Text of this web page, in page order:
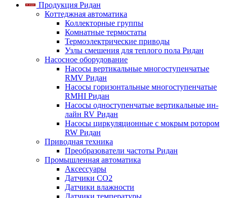
Продукция Ридан
Коттеджная автоматика
Коллекторные группы
Комнатные термостаты
Термоэлектрические приводы
Узлы смешения для теплого пола Ридан
Насосное оборудование
Насосы вертикальные многоступенчатые
RMV Ридан
Насосы горизонтальные многоступенчатые
RMHI Ридан
Насосы одноступенчатые вертикальные ин-
лайн RV Ридан
Насосы циркуляционные с мокрым ротором
RW Ридан
Приводная техника
Преобразователи частоты Ридан
Промышленная автоматика
Аксессуары
Датчики CO2
Датчики влажности
Датчики температуры